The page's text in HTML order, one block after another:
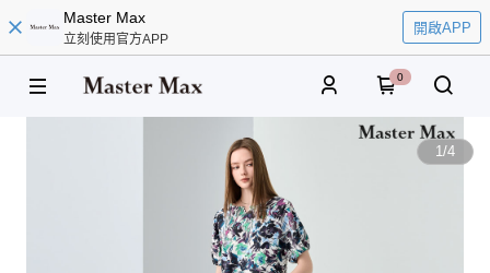
Master Max
立刻使用官方APP
開啟APP
0
1/4